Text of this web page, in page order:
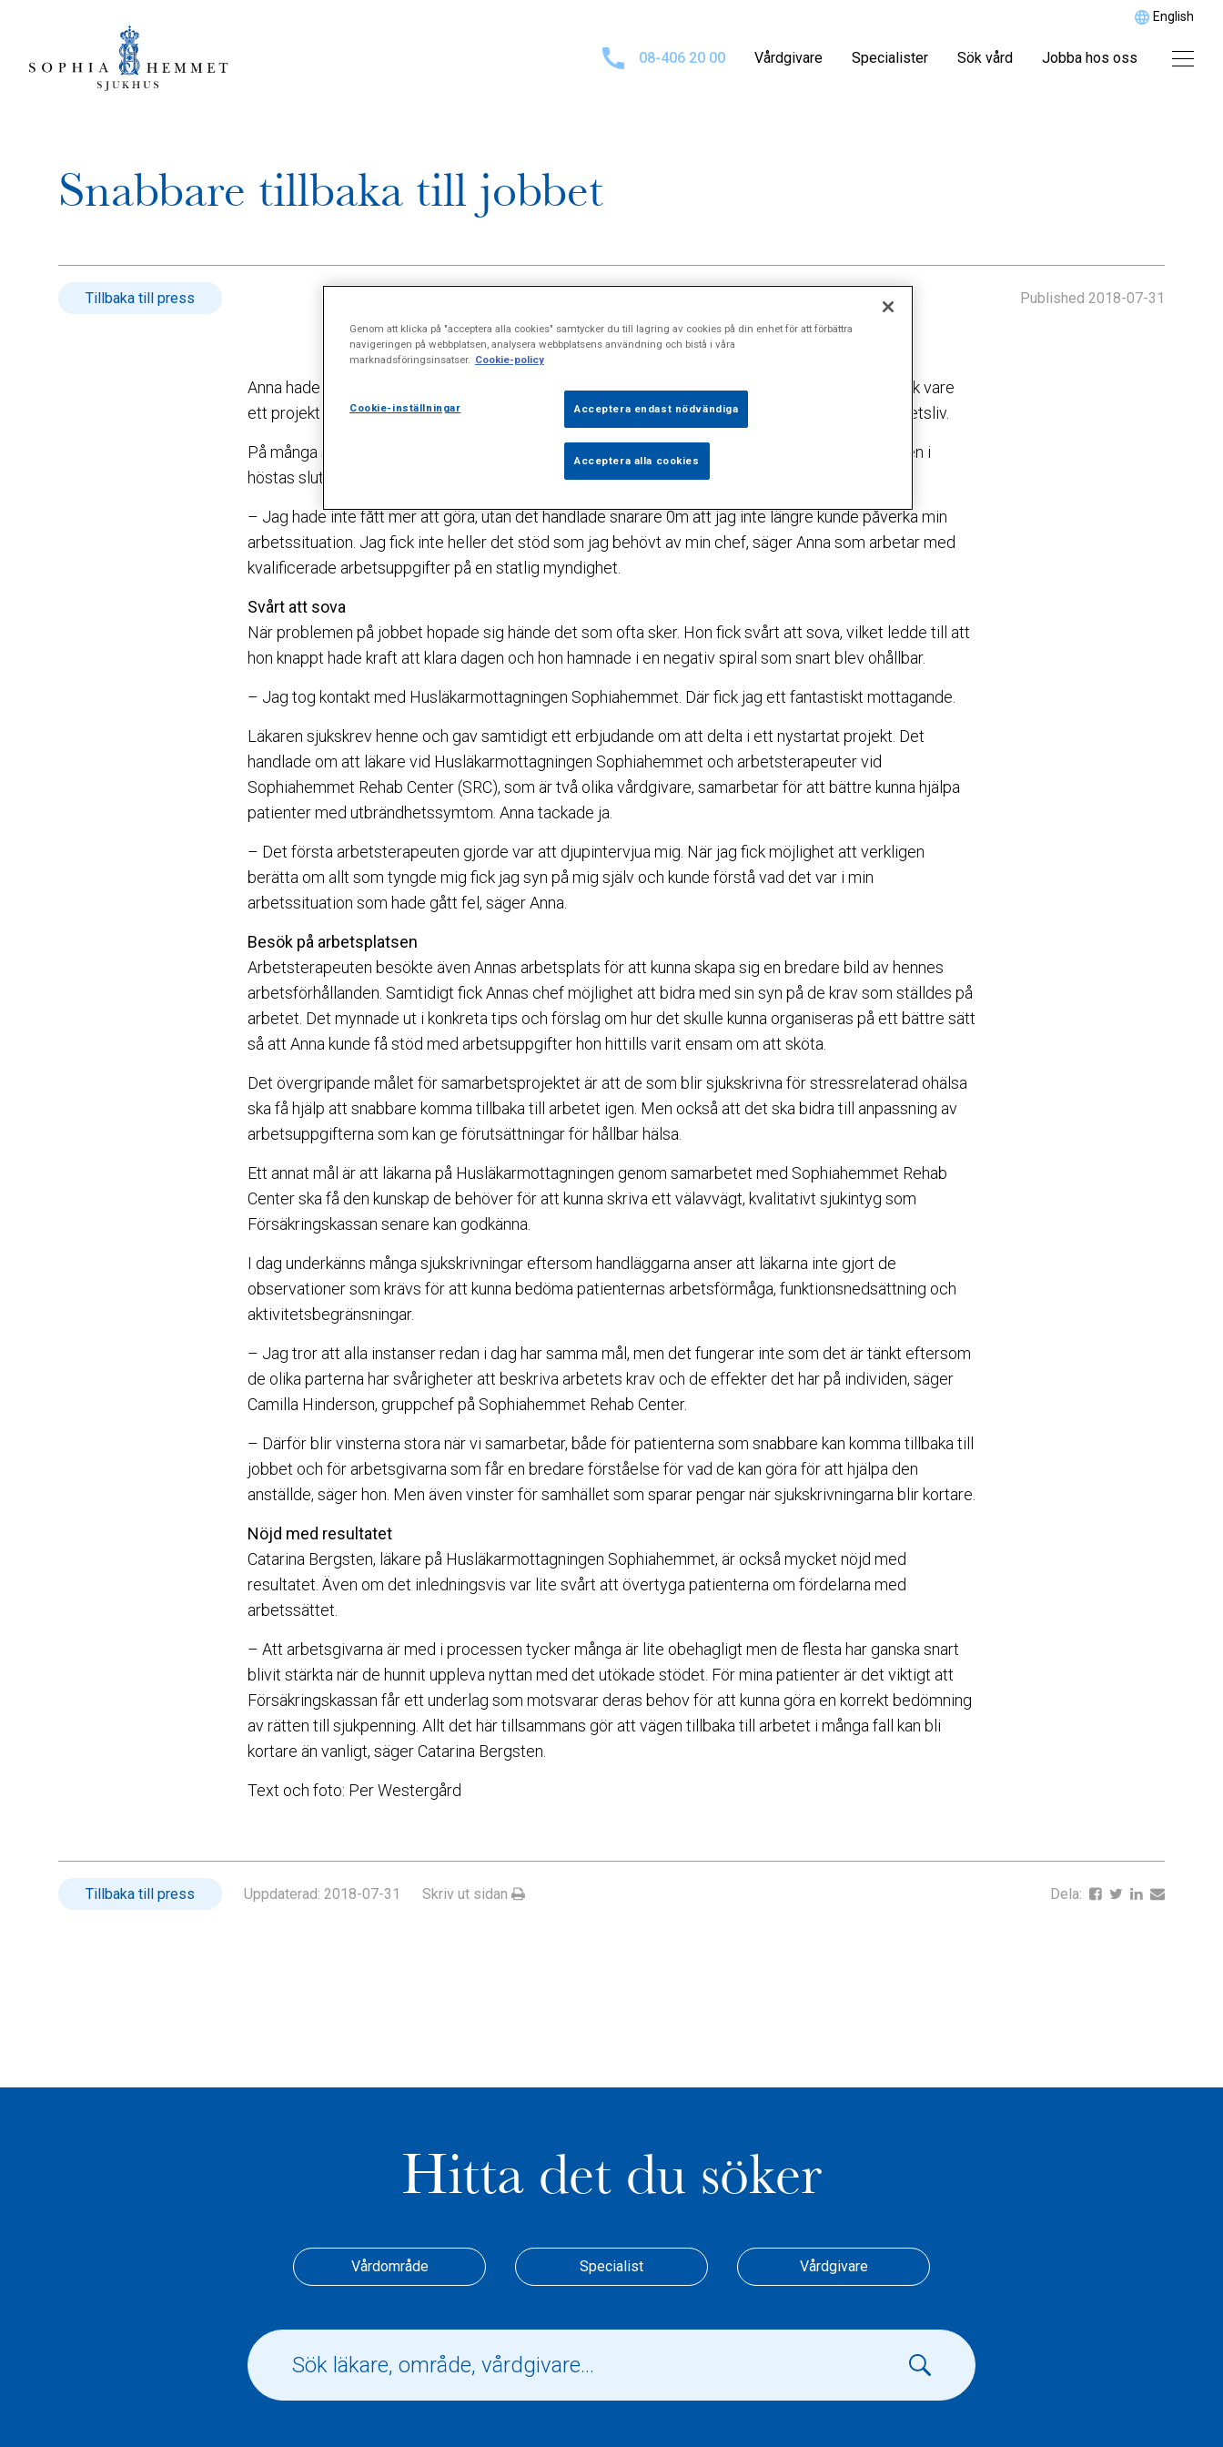
English
08-406 20 00 Vårdgivare Specialister Sök vård Jobba hos oss
Snabbare tillbaka till jobbet
Tillbaka till press Published 2018-07-31
Anna hade inte varit borta från jobbet en enda dag på 19 år när hon blev långtidssjukskriven. Tack vare
ett projekt på Sophiahemmet är hon med större självinsikt på väg tillbaka till ett fungerande arbetsliv.
På många sätt är Annas historia typisk. Under flera år arbetade hon hårt och med stor glädje. Men i
höstas slutade kroppen plötsligt fungera och hon blev sjukskriven med utmattningssyndrom.
– Jag hade inte fått mer att göra, utan det handlade snarare 0m att jag inte längre kunde påverka min
arbetssituation. Jag fick inte heller det stöd som jag behövt av min chef, säger Anna som arbetar med
kvalificerade arbetsuppgifter på en statlig myndighet.
Svårt att sova
När problemen på jobbet hopade sig hände det som ofta sker. Hon fick svårt att sova, vilket ledde till att
hon knappt hade kraft att klara dagen och hon hamnade i en negativ spiral som snart blev ohållbar.
– Jag tog kontakt med Husläkarmottagningen Sophiahemmet. Där fick jag ett fantastiskt mottagande.
Läkaren sjukskrev henne och gav samtidigt ett erbjudande om att delta i ett nystartat projekt. Det
handlade om att läkare vid Husläkarmottagningen Sophiahemmet och arbetsterapeuter vid
Sophiahemmet Rehab Center (SRC), som är två olika vårdgivare, samarbetar för att bättre kunna hjälpa
patienter med utbrändhetssymtom. Anna tackade ja.
– Det första arbetsterapeuten gjorde var att djupintervjua mig. När jag fick möjlighet att verkligen
berätta om allt som tyngde mig fick jag syn på mig själv och kunde förstå vad det var i min
arbetssituation som hade gått fel, säger Anna.
Besök på arbetsplatsen
Arbetsterapeuten besökte även Annas arbetsplats för att kunna skapa sig en bredare bild av hennes
arbetsförhållanden. Samtidigt fick Annas chef möjlighet att bidra med sin syn på de krav som ställdes på
arbetet. Det mynnade ut i konkreta tips och förslag om hur det skulle kunna organiseras på ett bättre sätt
så att Anna kunde få stöd med arbetsuppgifter hon hittills varit ensam om att sköta.
Det övergripande målet för samarbetsprojektet är att de som blir sjukskrivna för stressrelaterad ohälsa
ska få hjälp att snabbare komma tillbaka till arbetet igen. Men också att det ska bidra till anpassning av
arbetsuppgifterna som kan ge förutsättningar för hållbar hälsa.
Ett annat mål är att läkarna på Husläkarmottagningen genom samarbetet med Sophiahemmet Rehab
Center ska få den kunskap de behöver för att kunna skriva ett välavvägt, kvalitativt sjukintyg som
Försäkringskassan senare kan godkänna.
I dag underkänns många sjukskrivningar eftersom handläggarna anser att läkarna inte gjort de
observationer som krävs för att kunna bedöma patienternas arbetsförmåga, funktionsnedsättning och
aktivitetsbegränsningar.
– Jag tror att alla instanser redan i dag har samma mål, men det fungerar inte som det är tänkt eftersom
de olika parterna har svårigheter att beskriva arbetets krav och de effekter det har på individen, säger
Camilla Hinderson, gruppchef på Sophiahemmet Rehab Center.
– Därför blir vinsterna stora när vi samarbetar, både för patienterna som snabbare kan komma tillbaka till
jobbet och för arbetsgivarna som får en bredare förståelse för vad de kan göra för att hjälpa den
anställde, säger hon. Men även vinster för samhället som sparar pengar när sjukskrivningarna blir kortare.
Nöjd med resultatet
Catarina Bergsten, läkare på Husläkarmottagningen Sophiahemmet, är också mycket nöjd med
resultatet. Även om det inledningsvis var lite svårt att övertyga patienterna om fördelarna med
arbetssättet.
– Att arbetsgivarna är med i processen tycker många är lite obehagligt men de flesta har ganska snart
blivit stärkta när de hunnit uppleva nyttan med det utökade stödet. För mina patienter är det viktigt att
Försäkringskassan får ett underlag som motsvarar deras behov för att kunna göra en korrekt bedömning
av rätten till sjukpenning. Allt det här tillsammans gör att vägen tillbaka till arbetet i många fall kan bli
kortare än vanligt, säger Catarina Bergsten.
Text och foto: Per Westergård
Tillbaka till press Uppdaterad: 2018-07-31 Skriv ut sidan Dela:
Hitta det du söker
Vårdområde Specialist Vårdgivare
Genom att klicka på "acceptera alla cookies" samtycker du till lagring av cookies på din enhet för att förbättra
navigeringen på webbplatsen, analysera webbplatsens användning och bistå i våra
marknadsföringsinsatser. Cookie-policy
Cookie-inställningar Acceptera endast nödvändiga
Acceptera alla cookies